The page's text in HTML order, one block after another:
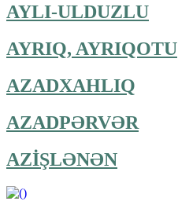
AYLI-ULDUZLU
AYRIQ, AYRIQOTU
AZADXAHLIQ
AZADPƏRVƏR
AZİŞLƏNƏN